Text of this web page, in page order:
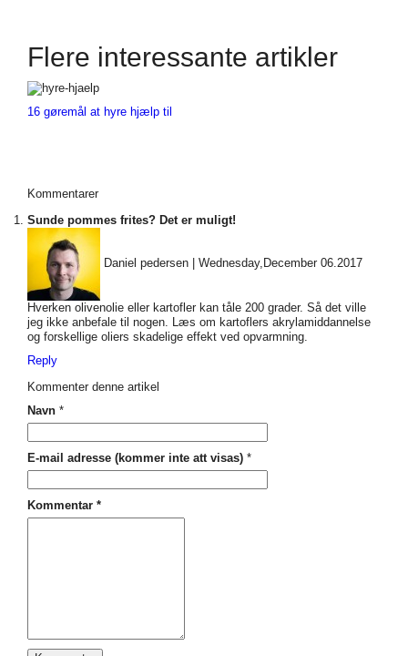
Flere interessante artikler
16 gøremål at hyre hjælp til
Kommentarer
Sunde pommes frites? Det er muligt!
Daniel pedersen Wednesday,December 06.2017
Hverken olivenolie eller kartofler kan tåle 200 grader. Så det ville
jeg ikke anbefale til nogen. Læs om kartoflers akrylamiddannelse
og forskellige oliers skadelige effekt ved opvarmning.
Reply
Kommenter denne artikel
Navn *
E-mail adresse (kommer inte att visas) *
Kommentar *